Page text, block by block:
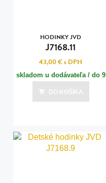
HODINKY JVD
J7168.11
43,00 €s DPH
skladom u dodávateľa / do 9
dní
Posledná aktualizácia dnes o 16:00
DO KOŠÍKA